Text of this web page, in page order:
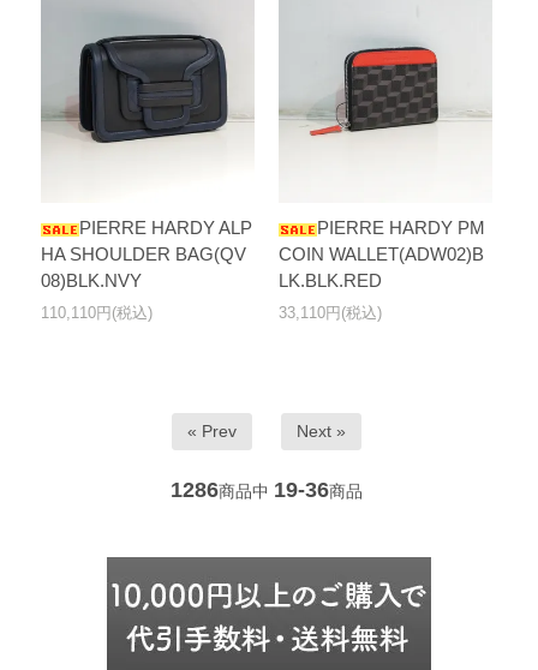
PIERRE HARDY ALP
HA SHOULDER BAG(QV
08)BLK.NVY
110,110円(税込)
PIERRE HARDY PM
COIN WALLET(ADW02)B
LK.BLK.RED
33,110円(税込)
« Prev Next »
1286商品中 19-36商品